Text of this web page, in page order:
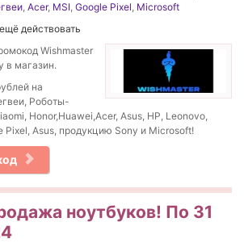
, Acer, MSI, Google Pixel, Microsoft
действовать
Wishmaster
в магазин.
на
Роботы-
Honor,Huawei,Acer, Asus, HP, Leonovo,
Pixel, Asus, продукцию Sony и Microsoft!
ноутбуков! По 31